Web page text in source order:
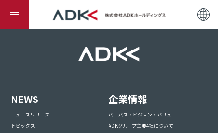
NEWS
ニュースリリース
トピックス
企業情報
パーパス・ビジョン・バリュー
ADKグループ主要4社について